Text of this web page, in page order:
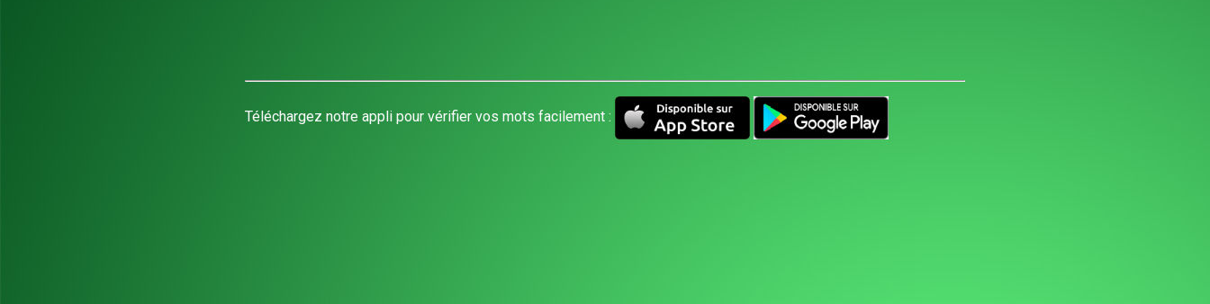
Téléchargez notre appli pour vérifier vos mots facilement :